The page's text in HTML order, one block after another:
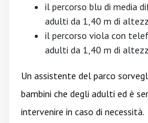
il percorso blu di media
adulti da 1,40 m di
il percorso viola con
adulti da 1,40 m di
Un assistente del parco
bambini che degli adulti ed è
intervenire in caso di necessità.